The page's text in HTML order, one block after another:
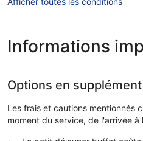
Informations
Options en supplément
Les frais et cautions mentionnés
moment du service, de l'arrivée